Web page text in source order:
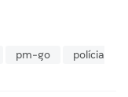
pm-go
polícia